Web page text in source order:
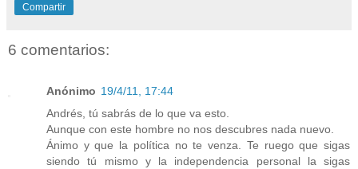
Compartir
6 comentarios:
Anónimo 19/4/11, 17:44
Andrés, tú sabrás de lo que va esto.
Aunque con este hombre no nos descubres nada nuevo.
Ánimo y que la política no te venza. Te ruego que sigas
siendo tú mismo y la independencia personal la sigas